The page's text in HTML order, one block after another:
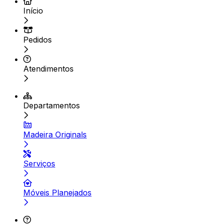
Início
Pedidos
Atendimentos
Departamentos
Madeira Originals
Serviços
Móveis Planejados